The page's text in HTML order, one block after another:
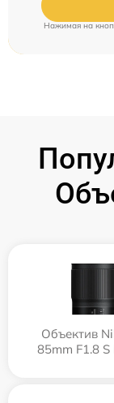
Нажимая на
Объектив
85mm F1.8